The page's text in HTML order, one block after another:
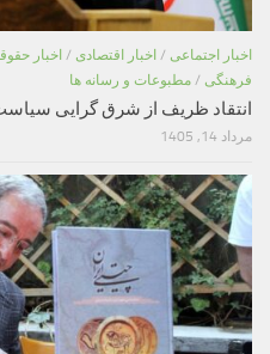
اخبار اجتماعی / اخبار اقتصادی / اخبار
فرهنگی / مطبوعات و رسانه ها
انتقاد ظریف از شرق گرایی
مرداد 14, 1405